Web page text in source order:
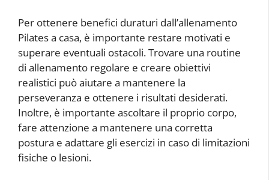
Per ottenere benefici duraturi dall’allenamento
Pilates a casa, è importante restare motivati e
superare eventuali ostacoli. Trovare una routine
di allenamento regolare e creare obiettivi
realistici può aiutare a mantenere la
perseveranza e ottenere i risultati desiderati.
Inoltre, è importante ascoltare il proprio corpo,
fare attenzione a mantenere una corretta
postura e adattare gli esercizi in caso di limitazioni
fisiche o lesioni.